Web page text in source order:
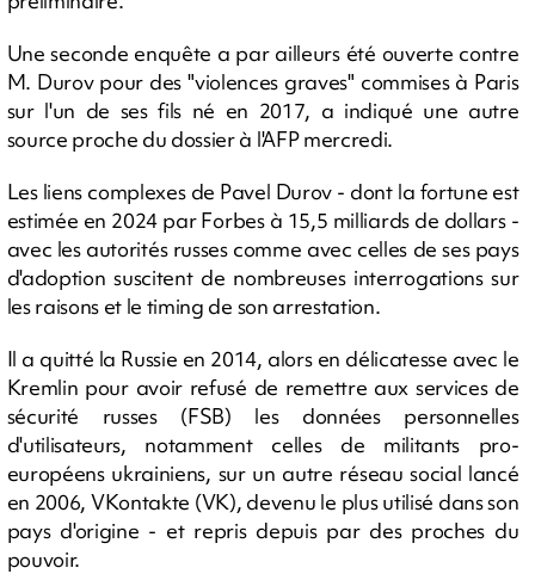
Une seconde enquête a par ailleurs été ouverte contre
M. Durov pour des "violences graves" commises à Paris
sur l'un de ses fils né en 2017, a indiqué une autre
source proche du dossier à l'AFP mercredi.
Les liens complexes de Pavel Durov - dont la fortune est
estimée en 2024 par Forbes à 15,5 milliards de dollars -
avec les autorités russes comme avec celles de ses pays
d'adoption suscitent de nombreuses interrogations sur
les raisons et le timing de son arrestation.
Il a quitté la Russie en 2014, alors en délicatesse avec le
Kremlin pour avoir refusé de remettre aux services de
sécurité russes (FSB) les données personnelles
d'utilisateurs, notamment celles de militants pro-
européens ukrainiens, sur un autre réseau social lancé
en 2006, VKontakte (VK), devenu le plus utilisé dans son
pays d'origine - et repris depuis par des proches du
pouvoir.